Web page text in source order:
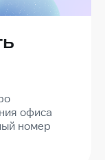
офиса
номер